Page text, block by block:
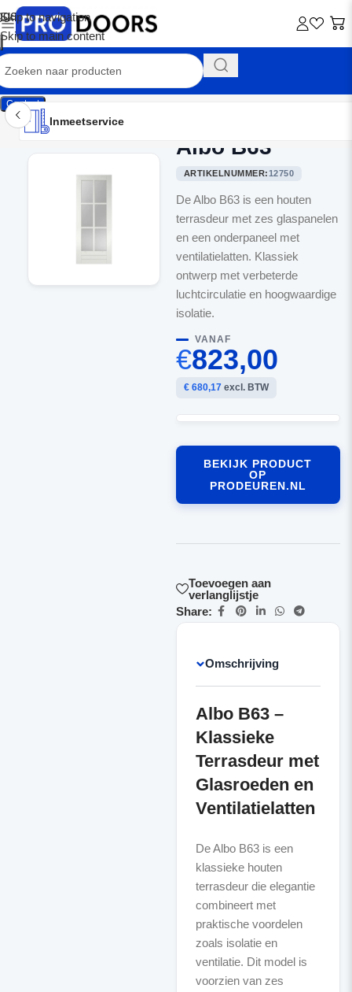
Skip to navigation
Skip to main content
Contact
Inmeetservice
Montageservice
Advies op maat
Showroom
Inmeetservice
Albo B63
ARTIKELNUMMER:12750
De Albo B63 is een houten
terrasdeur met zes glaspanelen
en een onderpaneel met
ventilatielatten. Klassiek
ontwerp met verbeterde
luchtcirculatie en hoogwaardige
isolatie.
VANAF
€823,00
€ 680,17excl. BTW
BEKIJK PRODUCT
OP
PRODEUREN.NL
Toevoegen aan
verlanglijstje
Share:
Omschrijving
Albo B63 –
Klassieke
Terrasdeur met
Glasroeden en
Ventilatielatten
De Albo B63 is een
klassieke houten
terrasdeur die elegantie
combineert met
praktische voordelen
zoals isolatie en
ventilatie. Dit model is
voorzien van zes